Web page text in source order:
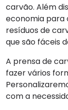
carvão. Além
economia para
resíduos de
que são fáceis
A prensa de
fazer vários
com a